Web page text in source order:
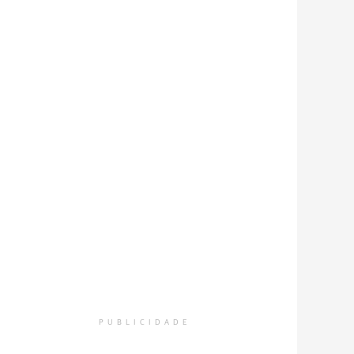
PUBLICIDADE